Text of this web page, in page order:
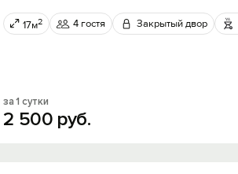
17м2 4 гостя Закрытый двор
за 1 сутки
2 500 руб.